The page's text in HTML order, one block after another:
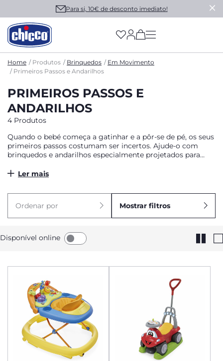
Para si, 10€ de desconto imediato!
(has more options
Home Produtos Brinquedos
Em Movimento
Primeiros Passos e Andarilhos
PRIMEIROS PASSOS E
ANDARILHOS
4 Produtos
Quando o bebé começa a gatinhar e a pôr-se de pé, os seus
primeiros passos costumam ser incertos. Ajude-o com
brinquedos e andarilhos especialmente projetados para
descobrir o mundo.
Ler mais
Ordenar por Mostrar filtros
Disponível online